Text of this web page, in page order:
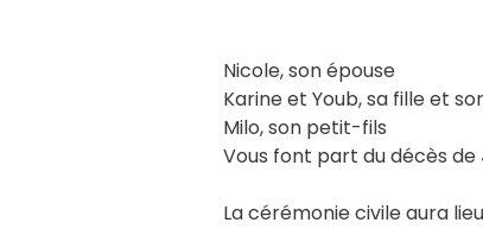
Nicole, son épouse
Karine et Youb, sa fille et
Milo, son petit-fils
Vous font part du décès de
La cérémonie civile aura